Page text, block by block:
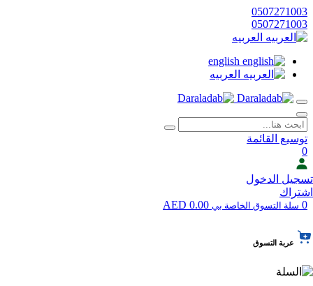
0507271003
0507271003
العربيه
english
العربيه
توسيع القائمة
0
تسجيل الدخول
اشتراك
0 سلة التسوق الخاصة بي
عربة التسوق